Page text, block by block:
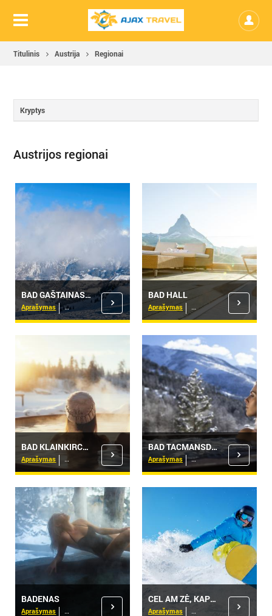
Titulinis Austrija Regionai
Kryptys
Austrijos regionai
BAD GAŠTAINAS, BAD HOFGAŠTAINAS
Aprašymas Viešbučiai
BAD HALL
Aprašymas Viešbučiai
BAD KLAINKIRCHAIMAS - KARINTIJA
Aprašymas Viešbučiai
BAD TACMANSDORFAS
Aprašymas Viešbučiai
BADENAS
Aprašymas Viešbučiai
CEL AM ZĖ, KAPRUNAS
Aprašymas Viešbučiai